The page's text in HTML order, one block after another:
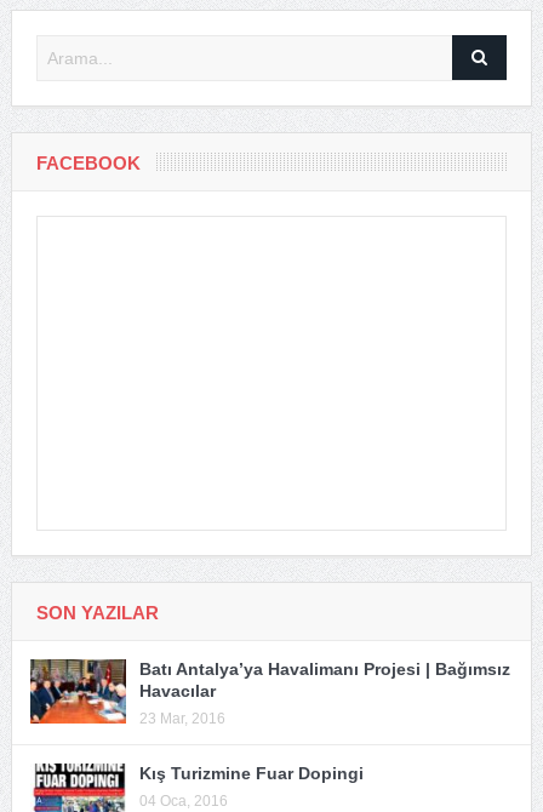
FACEBOOK
SON YAZILAR
Batı Antalya’ya Havalimanı Projesi | Bağımsız
Havacılar
23 Mar, 2016
Kış Turizmine Fuar Dopingi
04 Oca, 2016